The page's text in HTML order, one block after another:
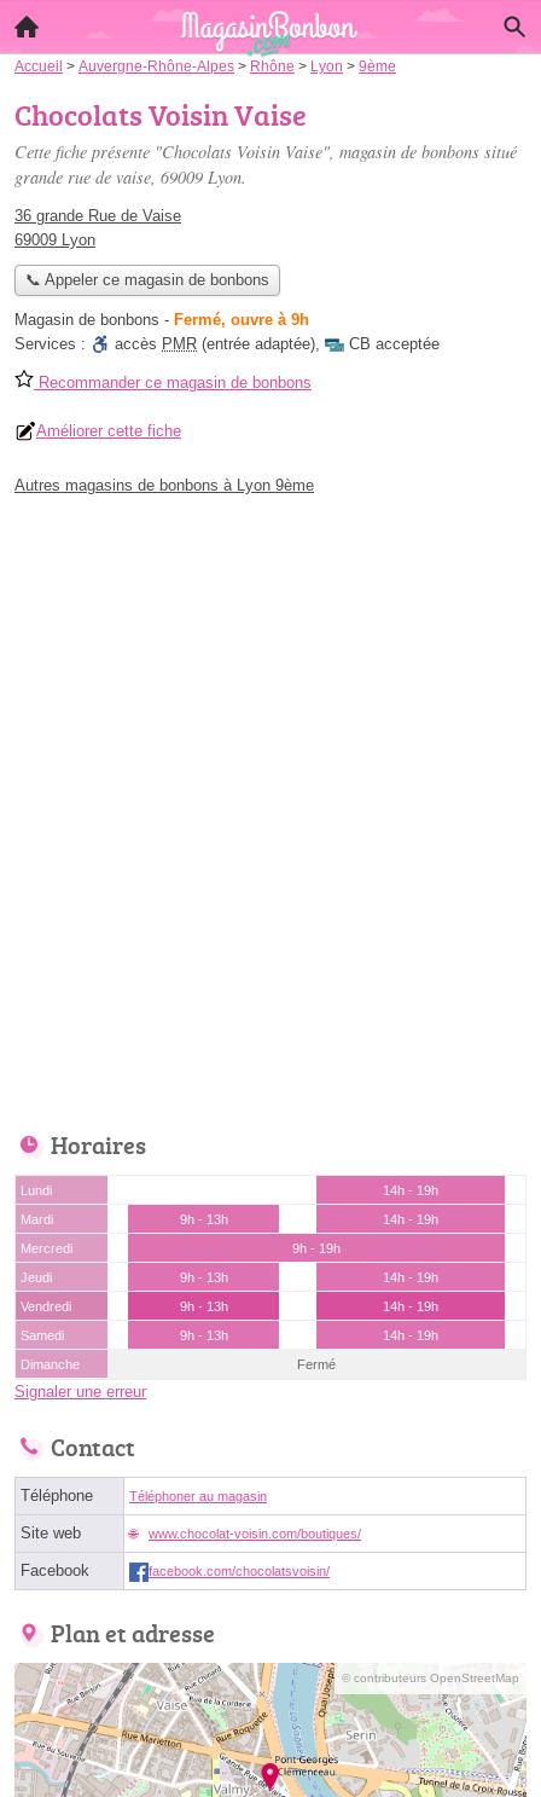
Accueil > Auvergne-Rhône-Alpes > Rhône > Lyon > 9ème
Chocolats Voisin Vaise
Cette fiche présente "Chocolats Voisin Vaise", magasin de bonbons situé
grande rue de vaise, 69009 Lyon.
36 grande Rue de Vaise
69009 Lyon
📞 Appeler ce magasin de bonbons
Magasin de bonbons - Fermé, ouvre à 9h
Services :
accès PMR (entrée adaptée), CB acceptée
Recommander ce magasin de bonbons
Améliorer cette fiche
Autres magasins de bonbons à Lyon 9ème
Horaires
Lundi
14h - 19h
Mardi
9h - 13h
14h - 19h
Mercredi
9h - 19h
Jeudi
9h - 13h
14h - 19h
Vendredi
9h - 13h
14h - 19h
Samedi
9h - 13h
14h - 19h
Dimanche
Fermé
Signaler une erreur
Contact
Téléphone Téléphoner au magasin
Site web www.chocolat-voisin.com/boutiques/
Facebook facebook.com/chocolatsvoisin/
Plan et adresse
© contributeurs OpenStreetMap